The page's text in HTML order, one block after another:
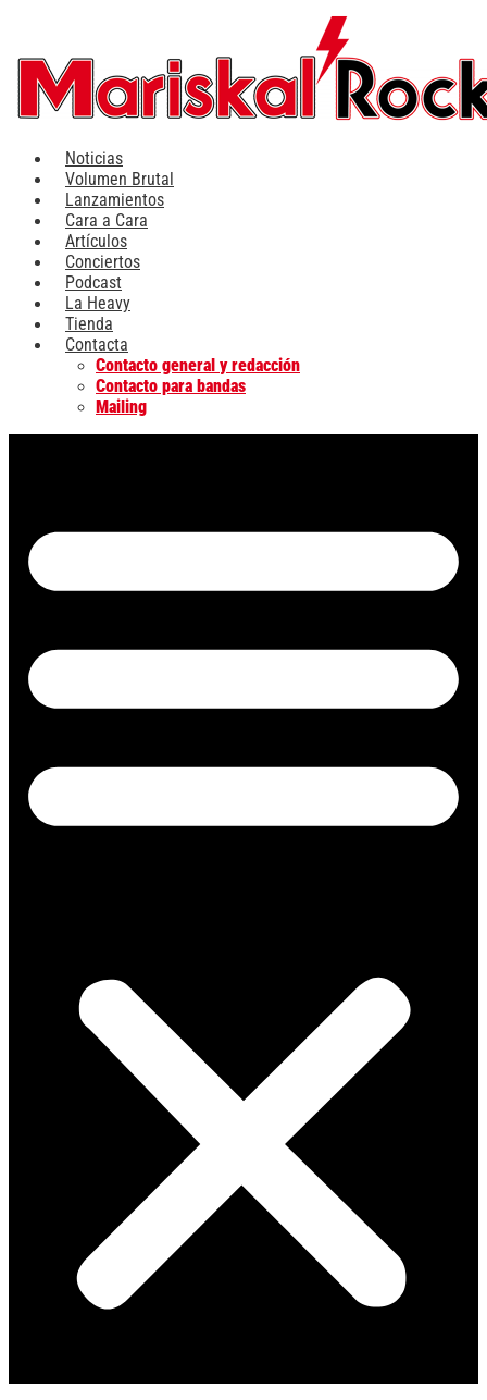
contenido
Noticias
Volumen Brutal
Lanzamientos
Cara a Cara
Artículos
Conciertos
Podcast
La Heavy
Tienda
Contacta
Contacto general y redacción
Contacto para bandas
Mailing